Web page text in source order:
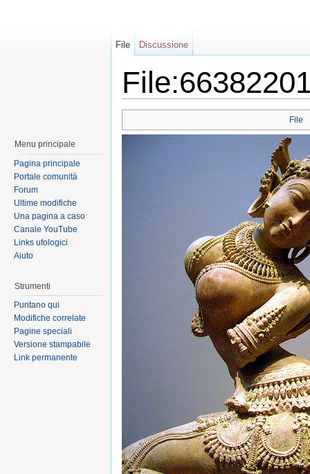
File
File Discussione
Menu principale
Pagina principale
Portale comunità
Forum
Ultime modifiche
Una pagina a caso
Canale YouTube
Links ufologici
Aiuto
Strumenti
Puntano qui
Modifiche correlate
Pagine speciali
Versione stampabile
Link permanente